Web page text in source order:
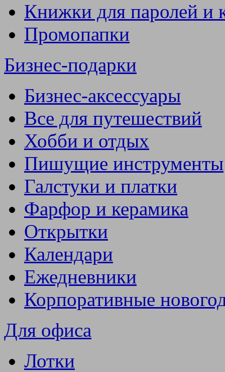
Книжки для паролей и
Промопапки
Бизнес-подарки
Бизнес-аксессуары
Все для путешествий
Хобби и отдых
Пишущие инструменты
Галстуки и платки
Фарфор и керамика
Открытки
Календари
Ежедневники
Корпоративные
Для офиса
Лотки